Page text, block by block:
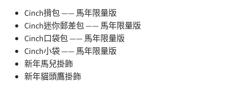
Cinch揹包 —— 馬年限量版
Cinch迷你郵差包 —— 馬年限量版
Cinch口袋包 —— 馬年限量版
Cinch小袋 —— 馬年限量版
新年馬兒掛飾
新年貓頭鷹掛飾